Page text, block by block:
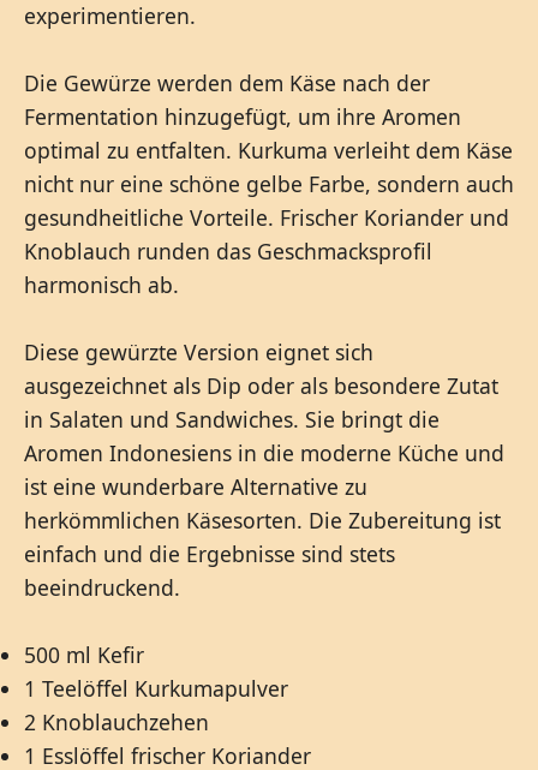
experimentieren.
Die Gewürze werden dem Käse nach der
Fermentation hinzugefügt, um ihre Aromen
optimal zu entfalten. Kurkuma verleiht dem Käse
nicht nur eine schöne gelbe Farbe, sondern auch
gesundheitliche Vorteile. Frischer Koriander und
Knoblauch runden das Geschmacksprofil
harmonisch ab.
Diese gewürzte Version eignet sich
ausgezeichnet als Dip oder als besondere Zutat
in Salaten und Sandwiches. Sie bringt die
Aromen Indonesiens in die moderne Küche und
ist eine wunderbare Alternative zu
herkömmlichen Käsesorten. Die Zubereitung ist
einfach und die Ergebnisse sind stets
beeindruckend.
500 ml Kefir
1 Teelöffel Kurkumapulver
2 Knoblauchzehen
1 Esslöffel frischer Koriander